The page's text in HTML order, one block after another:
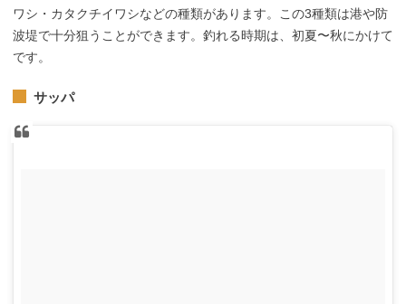
ワシ・カタクチイワシなどの種類があります。この3種類は港や防
波堤で十分狙うことができます。釣れる時期は、初夏〜秋にかけて
です。
サッパ